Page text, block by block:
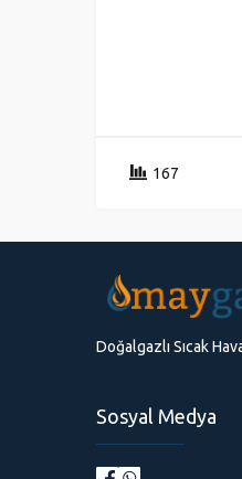
167
Doğalgazlı Sıcak
Sosyal Medya